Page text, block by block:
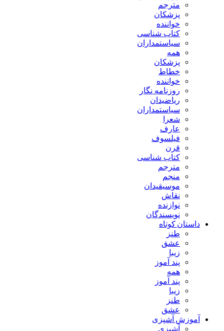
مترجم
پزشکان
خواننده
کتاب شناسی
سیاستمداران
همه
پزشکان
خطاط
خواننده
روزنامه نگار
ریاضیدان
سیاستمداران
شعرا
عارف
فیلسوف
قرن
کتاب شناسی
مترجم
منجم
موسیقیدان
نقاش
نوازنده
نویسندگان
داستان کوتاه
طنز
عشق
زیبا
پند آموز
همه
پند آموز
زیبا
طنز
عشق
آموزش آشپزی
آشپزی